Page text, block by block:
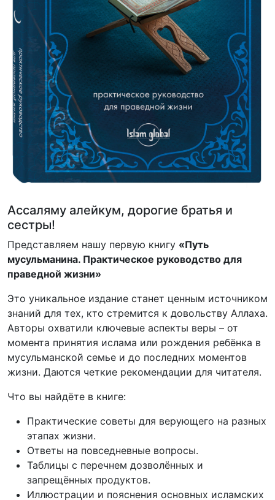
Ассаляму алейкум, дорогие братья и
сестры!
Представляем нашу первую книгу «Путь
мусульманина. Практическое руководство для
праведной жизни»
Это уникальное издание станет ценным источником
знаний для тех, кто стремится к довольству Аллаха.
Авторы охватили ключевые аспекты веры – от
момента принятия ислама или рождения ребёнка в
мусульманской семье и до последних моментов
жизни. Даются четкие рекомендации для читателя.
Что вы найдёте в книге:
Практические советы для верующего на разных
этапах жизни.
Ответы на повседневные вопросы.
Таблицы с перечнем дозволённых и
запрещённых продуктов.
Иллюстрации и пояснения основных исламских